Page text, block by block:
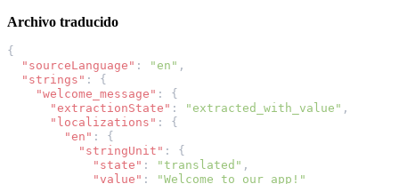
Archivo traducido
{
"sourceLanguage" : "en" ,
"strings" :
{
"welcome_message" :
{
"extractionState" : "extracted_with_value" ,
"localizations" :
{
"en" :
{
"stringUnit" :
{
"state" : "translated" ,
"value" :
"Welcome to our app!"